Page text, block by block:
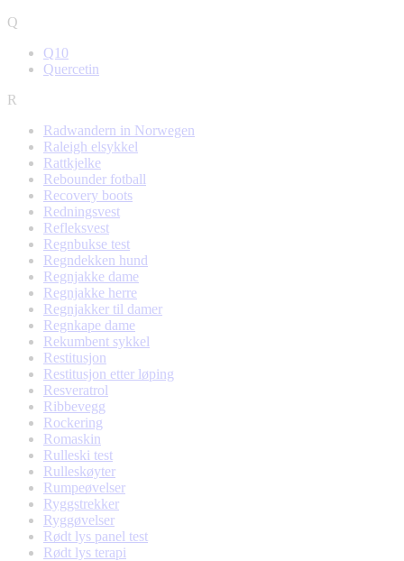
Q
Q10
Quercetin
R
Radwandern in Norwegen
Raleigh elsykkel
Rattkjelke
Rebounder fotball
Recovery boots
Redningsvest
Refleksvest
Regnbukse test
Regndekken hund
Regnjakke dame
Regnjakke herre
Regnjakker til damer
Regnkape dame
Rekumbent sykkel
Restitusjon
Restitusjon etter løping
Resveratrol
Ribbevegg
Rockering
Romaskin
Rulleski test
Rulleskøyter
Rumpeøvelser
Ryggstrekker
Ryggøvelser
Rødt lys panel test
Rødt lys terapi